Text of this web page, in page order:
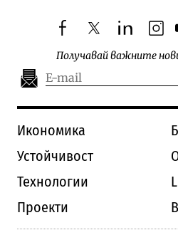
facebooktwitterlinkedin
Получавай важните
Икономика
Устойчивост
Технологии
Проекти